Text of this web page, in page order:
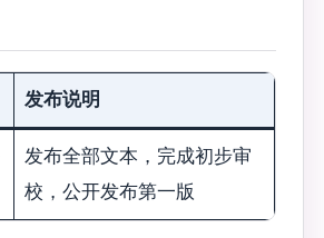
发布说明
发布全部文本，完成初步审
校，公开发布第一版